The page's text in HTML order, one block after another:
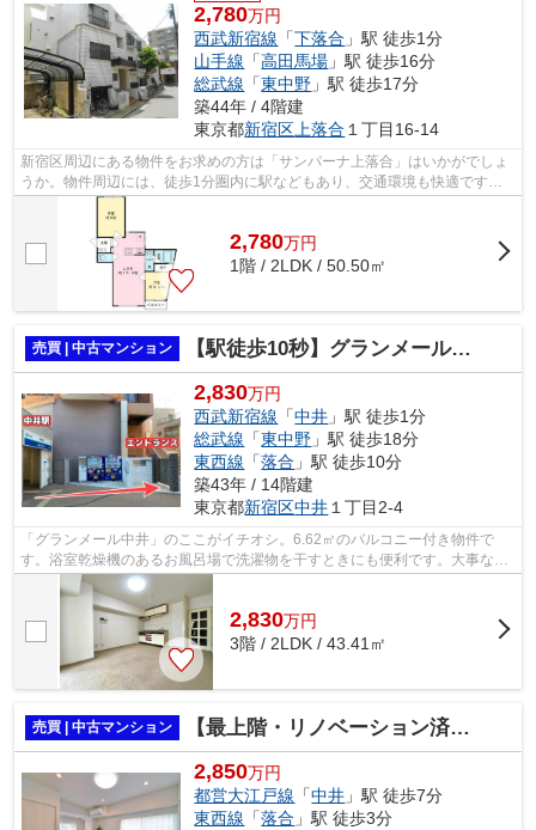
2,780万円
西武新宿線 「下落合 」駅 徒歩1分
山手線 「高田馬場 」駅 徒歩16分
総武線 「東中野 」駅 徒歩17分
築44年 / 4階建
東京都新宿区 上落合 １丁目16-14
新宿区周辺にある物件をお求めの方は「サンパーナ上落合」はいかがでしょ
うか。物件周辺には、徒歩1分圏内に駅などもあり、交通環境も快適です。
綺麗に整備された中古マンションで清潔...
2,780万円
1階 / 2LDK / 50.50㎡
売買 | 中古マンション 【駅徒歩10秒】グランメール中井
2,830万円
西武新宿線 「中井 」駅 徒歩1分
総武線 「東中野 」駅 徒歩18分
東西線 「落合 」駅 徒歩10分
築43年 / 14階建
東京都新宿区中井１丁目2-4
「グランメール中井」のここがイチオシ。6.62㎡のバルコニー付き物件で
す。浴室乾燥機のあるお風呂場で洗濯物を干すときにも便利です。大事な判
断基準でもある購入価格が、2,830万円の...
2,830万円
3階 / 2LDK / 43.41㎡
売買 | 中古マンション 【最上階・リノベーション済】落合三生マンション
2,850万円
都営大江戸線 「中井 」駅 徒歩7分
東西線 「落合 」駅 徒歩3分